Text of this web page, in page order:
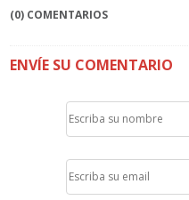
(0) COMENTARIOS
ENVÍE SU COMENTARIO